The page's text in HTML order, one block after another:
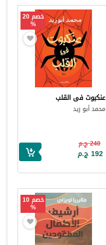
خصم 20
%
عنكبوت فى القلب
محمد أبو زيد
240 ج.م
192 ج.م
خصم 10
%